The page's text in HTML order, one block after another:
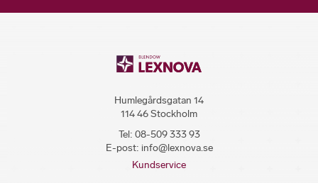
Humlegårdsgatan 14
114 46 Stockholm
Tel: 08-509 333 93
E-post: info@lexnova.se
Kundservice